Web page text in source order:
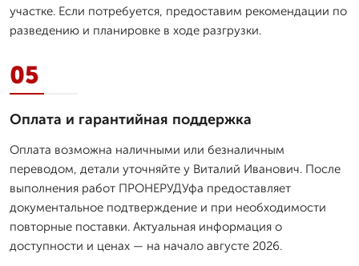
участке. Если потребуется, предоставим рекомендации по
разведению и планировке в ходе разгрузки.
05
Оплата и гарантийная поддержка
Оплата возможна наличными или безналичным
переводом, детали уточняйте у Виталий Иванович. После
выполнения работ ПРОНЕРУДУфа предоставляет
документальное подтверждение и при необходимости
повторные поставки. Актуальная информация о
доступности и ценах — на начало августе 2026.